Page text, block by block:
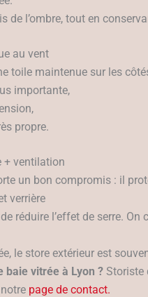
de l’ombre, tout en
au vent
toile maintenue sur les
importante,
propre.
+ ventilation
un bon compromis : il
verrière
réduire l’effet de serre.
le store extérieur est
baie vitrée à Lyon ? Storiste
page de contact.